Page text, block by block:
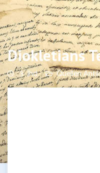
Diokletians
3. Jhd. Quellen